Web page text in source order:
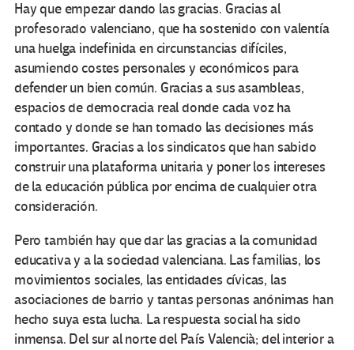
Hay que empezar dando las gracias. Gracias al
profesorado valenciano, que ha sostenido con valentía
una huelga indefinida en circunstancias difíciles,
asumiendo costes personales y económicos para
defender un bien común. Gracias a sus asambleas,
espacios de democracia real donde cada voz ha
contado y donde se han tomado las decisiones más
importantes. Gracias a los sindicatos que han sabido
construir una plataforma unitaria y poner los intereses
de la educación pública por encima de cualquier otra
consideración.
Pero también hay que dar las gracias a la comunidad
educativa y a la sociedad valenciana. Las familias, los
movimientos sociales, las entidades cívicas, las
asociaciones de barrio y tantas personas anónimas han
hecho suya esta lucha. La respuesta social ha sido
inmensa. Del sur al norte del País Valencià; del interior a